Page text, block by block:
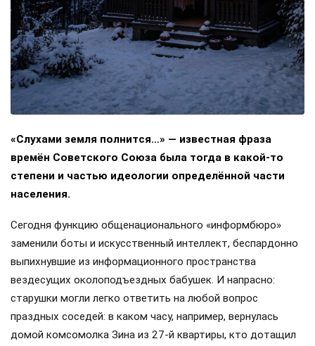
«Слухами земля полнится…» — известная фраза
времён Советского Союза была тогда в какой-то
степени и частью идеологии определённой части
населения.
Сегодня функцию общенационального «информбюро»
заменили боты и искусственный интеллект, беспардонно
выпихнувшие из информационного пространства
вездесущих околоподъездных бабушек. И напрасно:
старушки могли легко ответить на любой вопрос
праздных соседей: в каком часу, например, вернулась
домой комсомолка Зина из 27-й квартиры, кто дотащил